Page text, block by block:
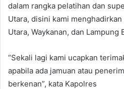
dalam rangka pelatihan dan
Utara, disini kami
Utara, Waykanan, dan Lampung
“Sekali lagi kami ucapkan
apabila ada jamuan atau
berkenan”, kata Kapolres